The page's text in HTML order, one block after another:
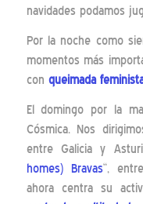
navidades podamos
Por la noche como
momentos más
con queimada
El domingo por la
Cósmica. Nos
entre Galicia y
homes) Bravas“,
ahora centra su